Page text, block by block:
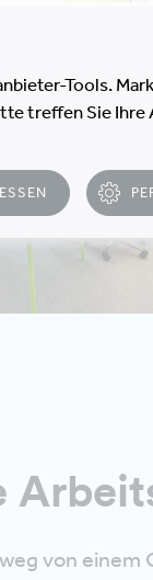
von einem
Tools.
treffen Sie Ihre